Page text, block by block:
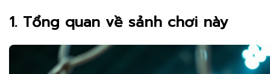
1. Tổng quan về sảnh chơi này